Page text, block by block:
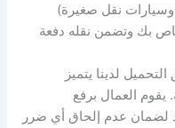
وسيارات نقل صغيرة)
بك وتضمن نقله دفعة
لدينا يتميز
يقوم العمال برفع
لضمان عدم إلحاق أي ضرر